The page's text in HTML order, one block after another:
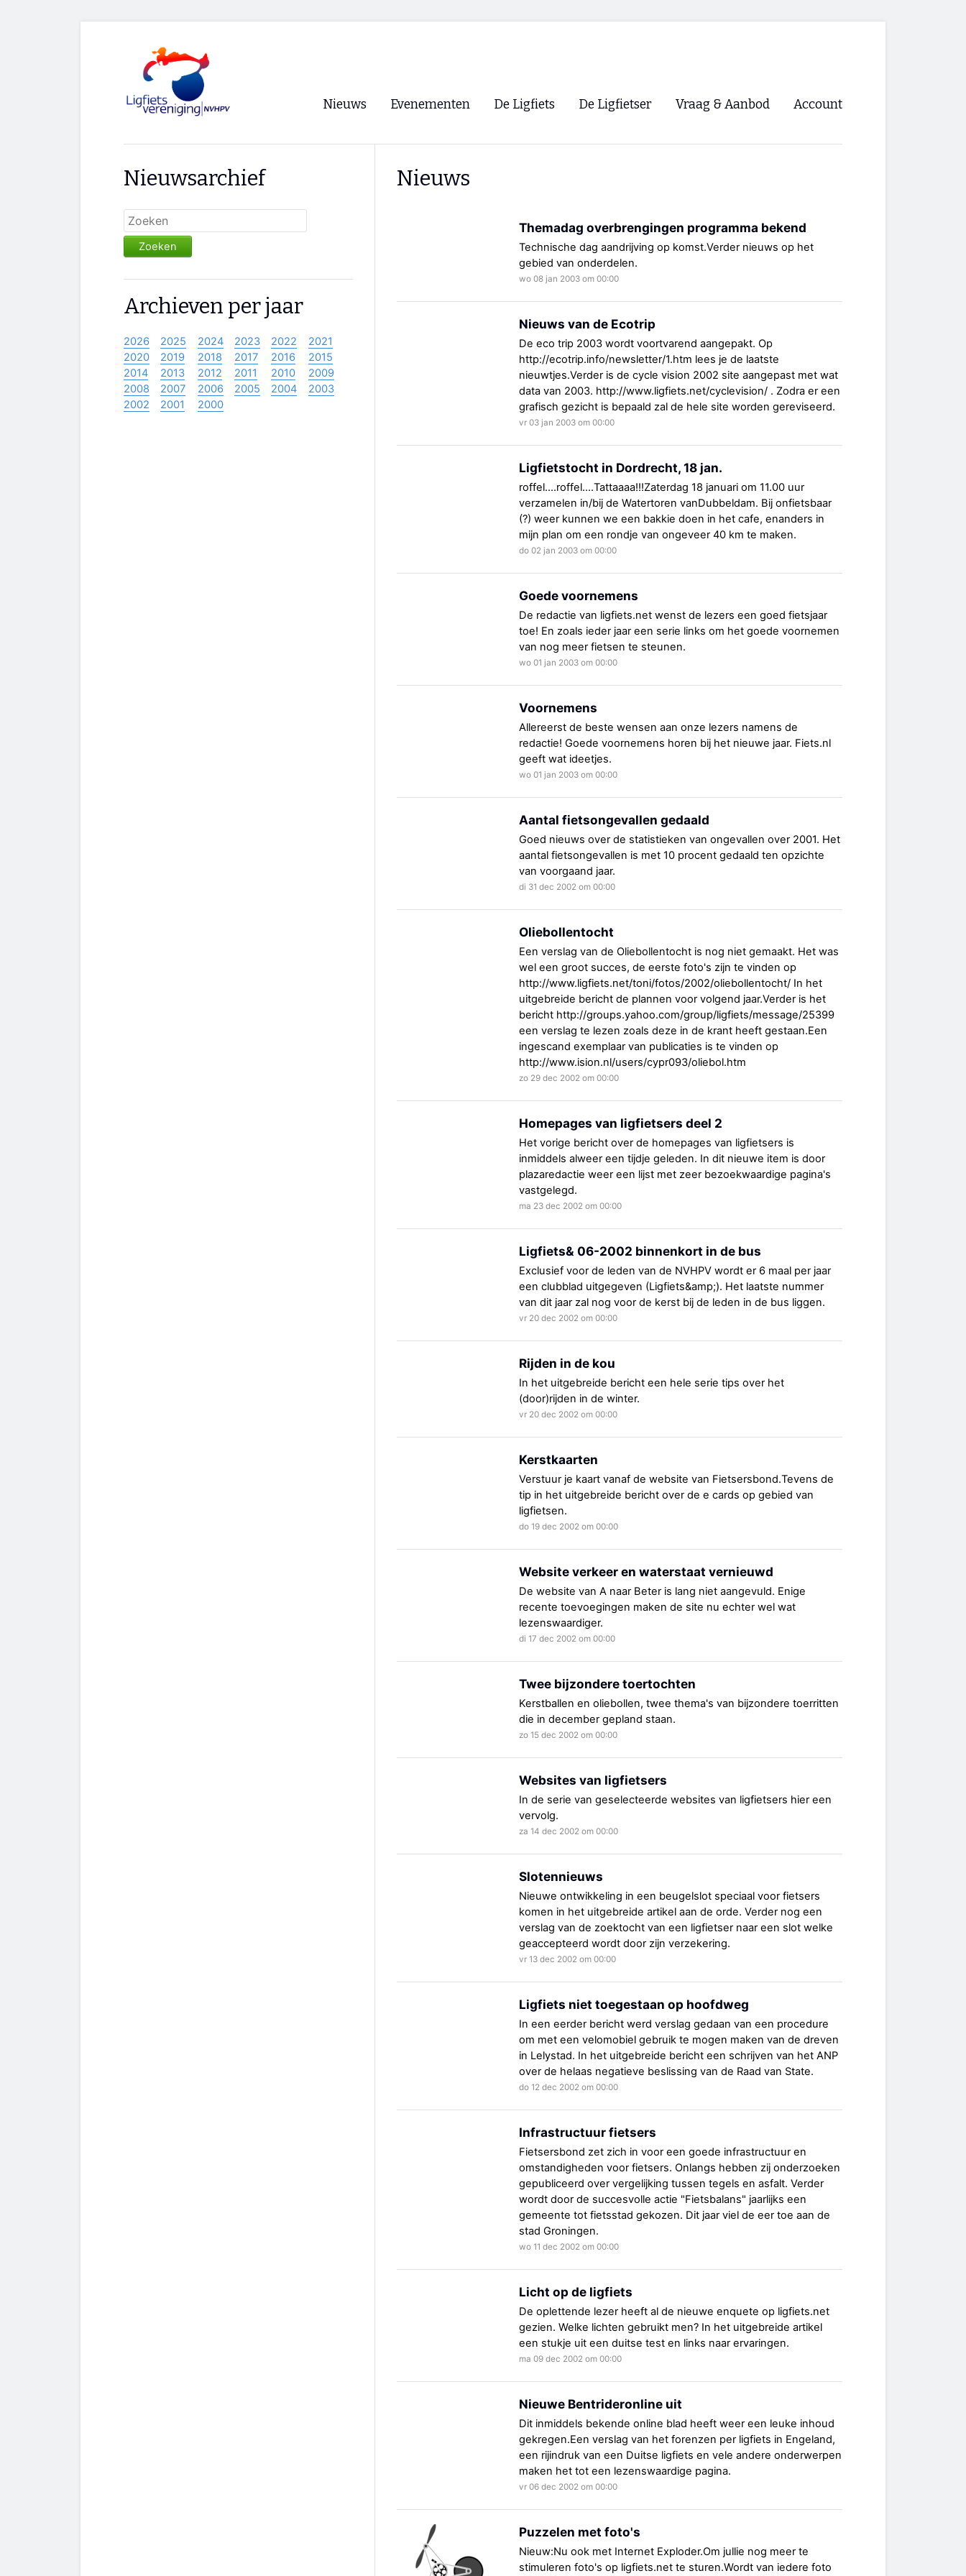
Nieuws Evenementen De Ligfiets De Ligfietser
Lokale Fietsverenigingen
EHPVA & EuSupino 🡺
Vraag & Aanbod Account
Nieuws
Themadag overbrengingen programma bekend
Technische dag aandrijving op komst.Verder nieuws op het
gebied van onderdelen.
wo 08 jan 2003 om 00:00
Nieuws van de Ecotrip
De eco trip 2003 wordt voortvarend aangepakt. Op
http://ecotrip.info/newsletter/1.htm lees je de laatste
nieuwtjes.Verder is de cycle vision 2002 site aangepast met wat
data van 2003. http://www.ligfiets.net/cyclevision/ . Zodra er een
grafisch gezicht is bepaald zal de hele site worden gereviseerd.
vr 03 jan 2003 om 00:00
Ligfietstocht in Dordrecht, 18 jan.
roffel....roffel....Tattaaaa!!!Zaterdag 18 januari om 11.00 uur
verzamelen in/bij de Watertoren vanDubbeldam. Bij onfietsbaar
(?) weer kunnen we een bakkie doen in het cafe, enanders in
mijn plan om een rondje van ongeveer 40 km te maken.
do 02 jan 2003 om 00:00
Goede voornemens
De redactie van ligfiets.net wenst de lezers een goed fietsjaar
toe! En zoals ieder jaar een serie links om het goede voornemen
van nog meer fietsen te steunen.
wo 01 jan 2003 om 00:00
Voornemens
Allereerst de beste wensen aan onze lezers namens de
redactie! Goede voornemens horen bij het nieuwe jaar. Fiets.nl
geeft wat ideetjes.
wo 01 jan 2003 om 00:00
Aantal fietsongevallen gedaald
Goed nieuws over de statistieken van ongevallen over 2001. Het
aantal fietsongevallen is met 10 procent gedaald ten opzichte
van voorgaand jaar.
di 31 dec 2002 om 00:00
Oliebollentocht
Een verslag van de Oliebollentocht is nog niet gemaakt. Het was
wel een groot succes, de eerste foto's zijn te vinden op
http://www.ligfiets.net/toni/fotos/2002/oliebollentocht/ In het
uitgebreide bericht de plannen voor volgend jaar.Verder is het
bericht http://groups.yahoo.com/group/ligfiets/message/25399
een verslag te lezen zoals deze in de krant heeft gestaan.Een
ingescand exemplaar van publicaties is te vinden op
http://www.ision.nl/users/cypr093/oliebol.htm
zo 29 dec 2002 om 00:00
Homepages van ligfietsers deel 2
Het vorige bericht over de homepages van ligfietsers is
inmiddels alweer een tijdje geleden. In dit nieuwe item is door
plazaredactie weer een lijst met zeer bezoekwaardige pagina's
vastgelegd.
ma 23 dec 2002 om 00:00
Ligfiets& 06-2002 binnenkort in de bus
Exclusief voor de leden van de NVHPV wordt er 6 maal per jaar
een clubblad uitgegeven (Ligfiets&amp;). Het laatste nummer
van dit jaar zal nog voor de kerst bij de leden in de bus liggen.
vr 20 dec 2002 om 00:00
Rijden in de kou
In het uitgebreide bericht een hele serie tips over het
(door)rijden in de winter.
vr 20 dec 2002 om 00:00
Kerstkaarten
Verstuur je kaart vanaf de website van Fietsersbond.Tevens de
tip in het uitgebreide bericht over de e cards op gebied van
ligfietsen.
do 19 dec 2002 om 00:00
Website verkeer en waterstaat vernieuwd
De website van A naar Beter is lang niet aangevuld. Enige
recente toevoegingen maken de site nu echter wel wat
lezenswaardiger.
di 17 dec 2002 om 00:00
Twee bijzondere toertochten
Kerstballen en oliebollen, twee thema's van bijzondere toerritten
die in december gepland staan.
zo 15 dec 2002 om 00:00
Websites van ligfietsers
In de serie van geselecteerde websites van ligfietsers hier een
vervolg.
za 14 dec 2002 om 00:00
Slotennieuws
Nieuwe ontwikkeling in een beugelslot speciaal voor fietsers
komen in het uitgebreide artikel aan de orde. Verder nog een
verslag van de zoektocht van een ligfietser naar een slot welke
geaccepteerd wordt door zijn verzekering.
vr 13 dec 2002 om 00:00
Ligfiets niet toegestaan op hoofdweg
In een eerder bericht werd verslag gedaan van een procedure
om met een velomobiel gebruik te mogen maken van de dreven
in Lelystad. In het uitgebreide bericht een schrijven van het ANP
over de helaas negatieve beslissing van de Raad van State.
do 12 dec 2002 om 00:00
Infrastructuur fietsers
Fietsersbond zet zich in voor een goede infrastructuur en
omstandigheden voor fietsers. Onlangs hebben zij onderzoeken
gepubliceerd over vergelijking tussen tegels en asfalt. Verder
wordt door de succesvolle actie "Fietsbalans" jaarlijks een
gemeente tot fietsstad gekozen. Dit jaar viel de eer toe aan de
stad Groningen.
wo 11 dec 2002 om 00:00
Licht op de ligfiets
De oplettende lezer heeft al de nieuwe enquete op ligfiets.net
gezien. Welke lichten gebruikt men? In het uitgebreide artikel
een stukje uit een duitse test en links naar ervaringen.
ma 09 dec 2002 om 00:00
Nieuwe Bentrideronline uit
Dit inmiddels bekende online blad heeft weer een leuke inhoud
gekregen.Een verslag van het forenzen per ligfiets in Engeland,
een rijindruk van een Duitse ligfiets en vele andere onderwerpen
maken het tot een lezenswaardige pagina.
vr 06 dec 2002 om 00:00
Puzzelen met foto's
Nieuw:Nu ook met Internet Exploder.Om jullie nog meer te
stimuleren foto's op ligfiets.net te sturen.Wordt van iedere foto
Nieuwsarchief
Zoeken
Archieven per jaar
2026 2025 2024 2023 2022
2021
2020
2019 2018 2017 2016
2015
2014
2013 2012 2011 2010
2009
2008
2007 2006 2005 2004
2003
2002
2001 2000